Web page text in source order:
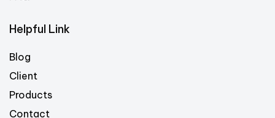
Helpful Link
Blog
Client
Products
Contact